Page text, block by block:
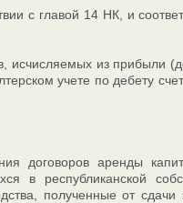
с главой 14 НК, и
из прибыли
учете по дебету
договоров аренды
в республиканской
полученные от сдачи